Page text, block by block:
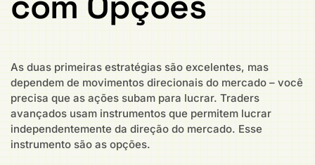
As duas primeiras estratégias são excelentes, mas
dependem de movimentos direcionais do mercado – você
precisa que as ações subam para lucrar. Traders
avançados usam instrumentos que permitem lucrar
independentemente da direção do mercado. Esse
instrumento são as opções.